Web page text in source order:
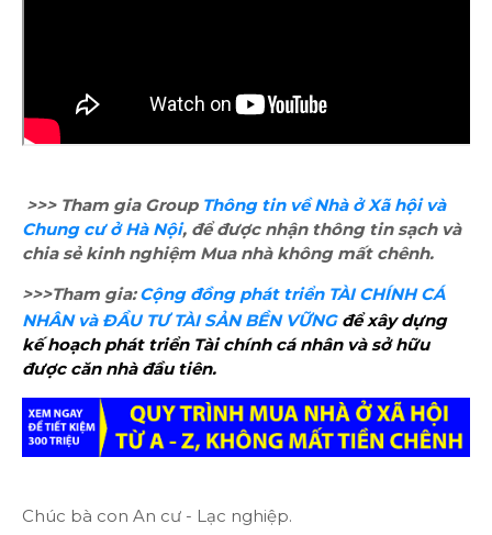
>>> Tham gia Group Thông tin về Nhà ở Xã hội và
Chung cư ở Hà Nội, để được nhận thông tin sạch và
chia sẻ kinh nghiệm Mua nhà không mất chênh.
>>>Tham gia: Cộng đồng phát triển TÀI CHÍNH CÁ
NHÂN và ĐẦU TƯ TÀI SẢN BỀN VỮNG để xây dựng
kế hoạch phát triển Tài chính cá nhân và sở hữu
được căn nhà đầu tiên.
Chúc bà con An cư - Lạc nghiệp.